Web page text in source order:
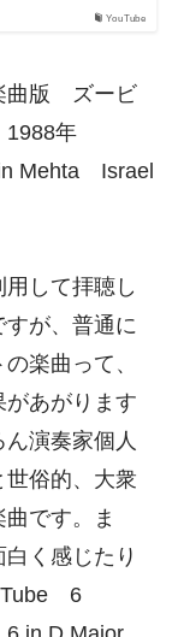
YouTube
曲版 ズービ
年
Mehta Israel
して拝聴し
すが、普通に
楽曲って、
あがります
演奏家個人
俗的、大衆
です。ま
く感じたり
6